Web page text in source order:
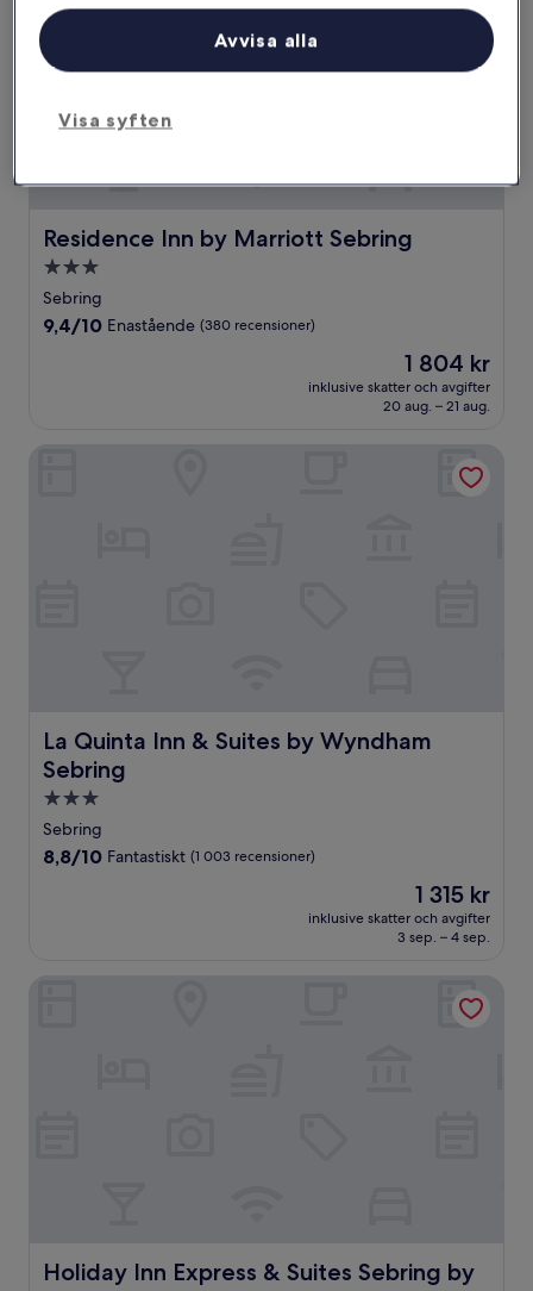
Residence Inn by Marriott Sebring
Residence Inn by Marriott Sebring
3.0-
stjärnigt
boende
Sebring
9.4
9,4/10 Enastående (380 recensioner)
Priset
är
1 804 kr
1 804 kr
inklusive skatter och avgifter
20 aug. – 21 aug.
La Quinta Inn & Suites by Wyndham
Sebring
La Quinta Inn & Suites by Wyndham Sebring
3.0-
stjärnigt
boende
Sebring
8.8
8,8/10 Fantastiskt (1 003 recensioner)
Priset
är
1 315 kr
1 315 kr
inklusive skatter och avgifter
3 sep. – 4 sep.
Holiday Inn Express & Suites Sebring by
Holiday Inn Express & Suites Sebring by IHG
Visa syften
Avvisa alla